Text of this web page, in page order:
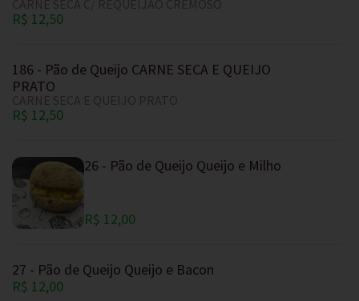
R$ 12,50
186 - Pão de Queijo CARNE SECA E QUEIJO
PRATO
R$ 12,50
26 - Pão de Queijo Queijo e Milho
R$ 12,00
27 - Pão de Queijo Queijo e Bacon
R$ 12,00